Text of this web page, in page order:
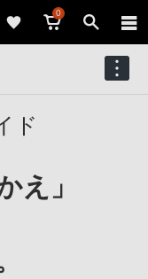
0
ド
え」